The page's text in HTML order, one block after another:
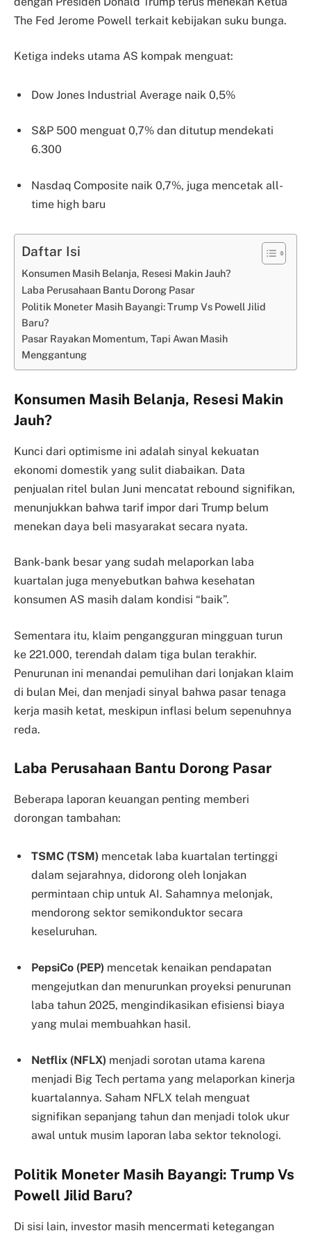
The Fed Jerome Powell terkait kebijakan suku bunga.
Ketiga indeks utama AS kompak menguat:
Dow Jones Industrial Average naik 0,5%
S&P 500 menguat 0,7% dan ditutup mendekati
6.300
Nasdaq Composite naik 0,7%, juga mencetak all-
time high baru
Daftar Isi
Konsumen Masih Belanja, Resesi Makin Jauh?
Laba Perusahaan Bantu Dorong Pasar
Politik Moneter Masih Bayangi: Trump Vs Powell Jilid
Baru?
Pasar Rayakan Momentum, Tapi Awan Masih
Menggantung
Konsumen Masih Belanja, Resesi Makin
Jauh?
Kunci dari optimisme ini adalah sinyal kekuatan
ekonomi domestik yang sulit diabaikan. Data
penjualan ritel bulan Juni mencatat rebound signifikan,
menunjukkan bahwa tarif impor dari Trump belum
menekan daya beli masyarakat secara nyata.
Bank-bank besar yang sudah melaporkan laba
kuartalan juga menyebutkan bahwa kesehatan
konsumen AS masih dalam kondisi “baik”.
Sementara itu, klaim pengangguran mingguan turun
ke 221.000, terendah dalam tiga bulan terakhir.
Penurunan ini menandai pemulihan dari lonjakan klaim
di bulan Mei, dan menjadi sinyal bahwa pasar tenaga
kerja masih ketat, meskipun inflasi belum sepenuhnya
reda.
Laba Perusahaan Bantu Dorong Pasar
Beberapa laporan keuangan penting memberi
dorongan tambahan:
TSMC (TSM) mencetak laba kuartalan tertinggi
dalam sejarahnya, didorong oleh lonjakan
permintaan chip untuk AI. Sahamnya melonjak,
mendorong sektor semikonduktor secara
keseluruhan.
PepsiCo (PEP) mencetak kenaikan pendapatan
mengejutkan dan menurunkan proyeksi penurunan
laba tahun 2025, mengindikasikan efisiensi biaya
yang mulai membuahkan hasil.
Netflix (NFLX) menjadi sorotan utama karena
menjadi Big Tech pertama yang melaporkan kinerja
kuartalannya. Saham NFLX telah menguat
signifikan sepanjang tahun dan menjadi tolok ukur
awal untuk musim laporan laba sektor teknologi.
Politik Moneter Masih Bayangi: Trump Vs
Powell Jilid Baru?
Di sisi lain, investor masih mencermati ketegangan